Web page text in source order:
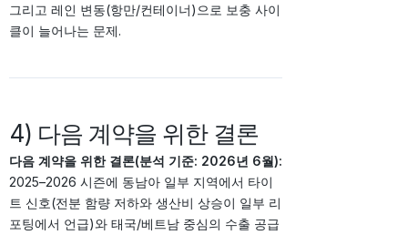
그리고 레인 변동(항만/컨테이너)으로 보충 사이
클이 늘어나는 문제.
4) 다음 계약을 위한 결론
다음 계약을 위한 결론(분석 기준: 2026년 6월):
2025–2026 시즌에 동남아 일부 지역에서 타이
트 신호(전분 함량 저하와 생산비 상승이 일부 리
포팅에서 언급)와 태국/베트남 중심의 수출 공급